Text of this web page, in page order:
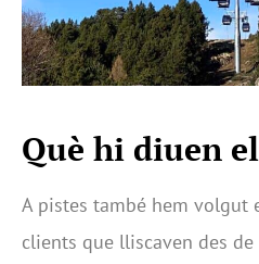
Què hi diuen
A pistes també hem volgut
clients que lliscaven des de